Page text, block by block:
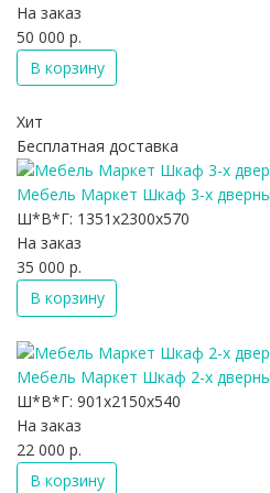
На заказ
50 000 р.
В корзину
Хит
Бесплатная доставка
Мебель Маркет Шкаф 3-х
Ш*В*Г: 1351x2300x570
На заказ
35 000 р.
В корзину
Мебель Маркет Шкаф 2-х
Ш*В*Г: 901x2150x540
На заказ
22 000 р.
В корзину